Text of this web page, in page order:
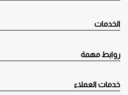
الخدمات
روابط مهمة
خدمات العملاء